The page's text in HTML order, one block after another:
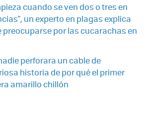
cuando se ven dos o tres en
un experto en plagas explica
preocuparse por las cucarachas en
perforara un cable de
historia de por qué el primer
amarillo chillón